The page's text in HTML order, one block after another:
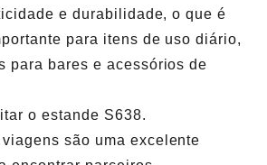
e durabilidade, o que é
para itens de uso diário,
para bares e acessórios de
o estande S638.
são uma excelente